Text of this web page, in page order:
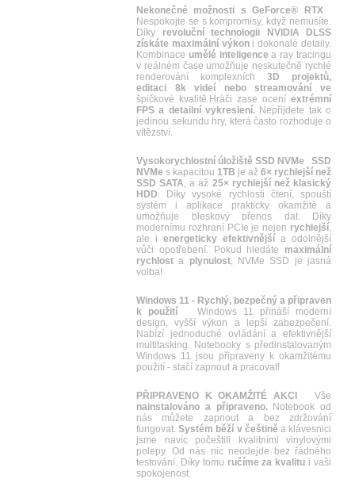
Nekonečné možnosti s GeForce® RTX
Nespokojte se s kompromisy, když nemusíte.
Díky
revoluční technologii NVIDIA DLSS
získáte maximální výkoni dokonalé detaily.
Kombinace umělé inteligence a ray tracingu
v reálném čase umožňuje neskutečně rychlé
renderování komplexních 3D projektů,
editaci 8k videí nebo streamování ve
špičkové kvalitě.Hráči zase ocení extrémní
FPS a detailní vykreslení. Nepřijdete tak o
jedinou sekundu hry, která často rozhoduje o
vítězství.
Vysokorychlostní úložiště SSD NVMe
SSD
NVMe s kapacitou 1TB je až 6× rychlejší než
SSD SATA, a až 25× rychlejší než klasický
HDD. Díky vysoké rychlosti čtení, spouští
systém i aplikace prakticky okamžitě a
umožňuje bleskový přenos dat. Díky
modernímu rozhraní PCIe je nejen rychlejší,
ale i energeticky efektivnější a odolnější
vůči opotřebení. Pokud hledáte maximální
rychlost a plynulost, NVMe SSD je jasná
volba!
Windows 11 - Rychlý, bezpečný a připraven
k použití Windows 11 přináší moderní
design, vyšší výkon a lepší zabezpečení.
Nabízí jednoduché ovládání a efektivnější
multitasking. Notebooky s předinstalovaným
Windows 11 jsou připraveny k okamžitému
použití - stačí zapnout a pracovat!
PŘIPRAVENO K OKAMŽITÉ AKCI
Vše
nainstalováno a připraveno.Notebook od
nás můžete zapnout a bez zdržování
fungovat.Systém běží v češtině a klávesnici
jsme navíc počeštili kvalitními vinylovými
polepy. Od nás nic neodejde bez řádného
testování. Díky tomu ručíme za kvalitu i vaši
spokojenost.